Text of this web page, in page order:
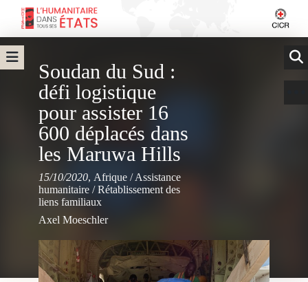
Soudan du Sud :
défi logistique
pour assister 16
600 déplacés dans
les Maruwa Hills
15/10/2020, Afrique /Assistance
humanitaire /Rétablissement des
liens familiaux
Axel Moeschler